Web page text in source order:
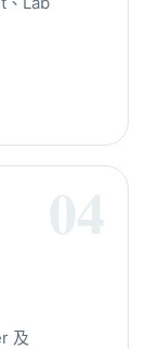
及